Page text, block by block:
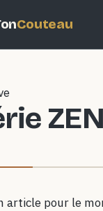
Couteau
ZEN
article pour le